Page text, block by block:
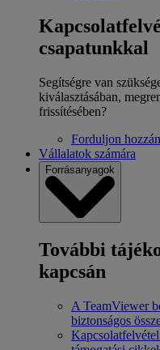
csapatunkkal
Segítségre van
kiválasztásában,
frissítésében?
Forduljon
Vállalatok számára
Forrásanyagok
További
kapcsán
A TeamViewer
biztonságos